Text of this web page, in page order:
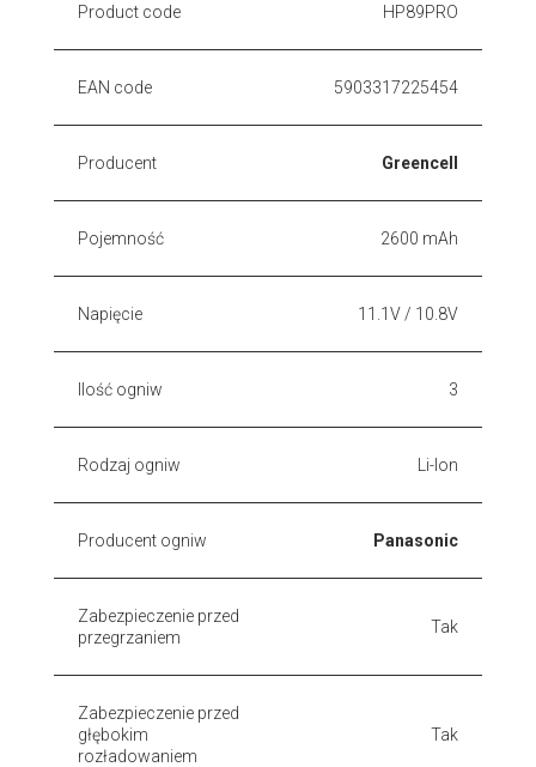
Product code HP89PRO
EAN code 5903317225454
Producent Greencell
Pojemność 2600 mAh
Napięcie 11.1V / 10.8V
Ilość ogniw 3
Rodzaj ogniw Li-Ion
Producent ogniw Panasonic
Zabezpieczenie przed
przegrzaniem
Tak
Zabezpieczenie przed
głębokim
rozładowaniem
Tak